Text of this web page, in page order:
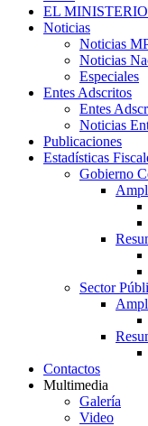
EL MINISTERIO
Noticias
Noticias
Noticias
Especiales
Entes Adscritos
Entes
Noticias
Publicaciones
Estadísticas
Gobierno
Sector
Contactos
Multimedia
Galería
Video